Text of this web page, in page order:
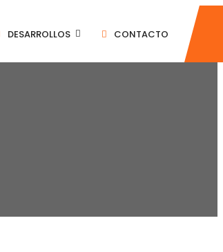
DESARROLLOS CONTACTO